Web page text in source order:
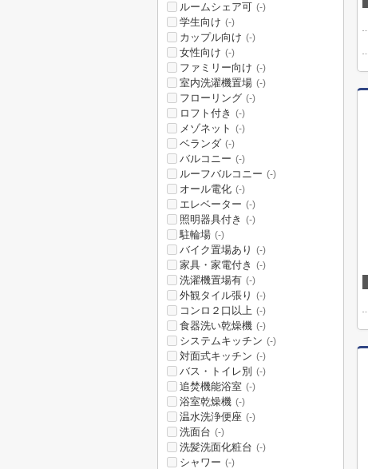
ルームシェア可 (-)
学生向け (-)
カップル向け (-)
女性向け (-)
ファミリー向け (-)
室内洗濯機置場 (-)
フローリング (-)
ロフト付き (-)
メゾネット (-)
ベランダ (-)
バルコニー (-)
ルーフバルコニー (-)
オール電化 (-)
エレベーター (-)
照明器具付き (-)
駐輪場 (-)
バイク置場あり (-)
家具・家電付き (-)
洗濯機置場有 (-)
外観タイル張り (-)
コンロ２口以上 (-)
食器洗い乾燥機 (-)
システムキッチン (-)
対面式キッチン (-)
バス・トイレ別 (-)
追焚機能浴室 (-)
浴室乾燥機 (-)
温水洗浄便座 (-)
洗面台 (-)
洗髪洗面化粧台 (-)
シャワー (-)